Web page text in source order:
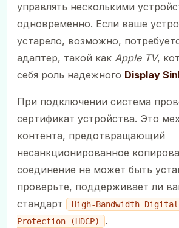
управлять несколькими
одновременно. Если ваше
устарело, возможно,
адаптер, такой как Apple TV,
себя роль надежного Display
При подключении система
сертификат устройства. Это
контента, предотвращающий
несанкционированное
соединение не может быть
проверьте, поддерживает ли
стандарт
High-Bandwidth
Protection (HDCP)
.